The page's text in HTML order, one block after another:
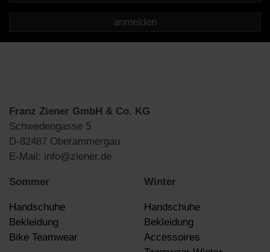
anmelden
Franz Ziener GmbH & Co. KG
Schwedengasse 5
D-82487 Oberammergau
E-Mail: info@ziener.de
Sommer
Handschuhe
Bekleidung
Bike Teamwear
Winter
Handschuhe
Bekleidung
Accessoires